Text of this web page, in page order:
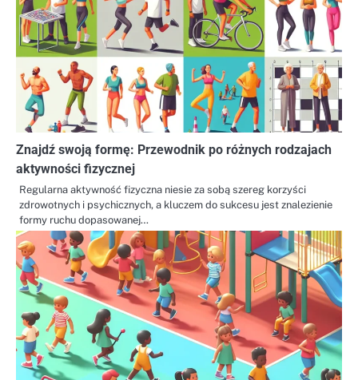
Znajdź swoją formę: Przewodnik po różnych rodzajach
aktywności fizycznej
Regularna aktywność fizyczna niesie za sobą szereg korzyści
zdrowotnych i psychicznych, a kluczem do sukcesu jest znalezienie
formy ruchu dopasowanej…